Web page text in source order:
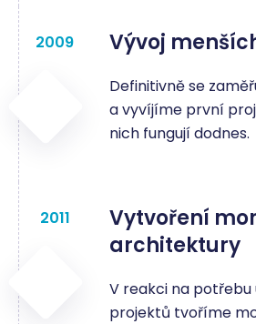
2009 Vývoj
Definitivně se
a vyvíjíme první
nich fungují dodnes.
2011
Vytvoření
architektury
V reakci na potřebu
projektů tvoříme